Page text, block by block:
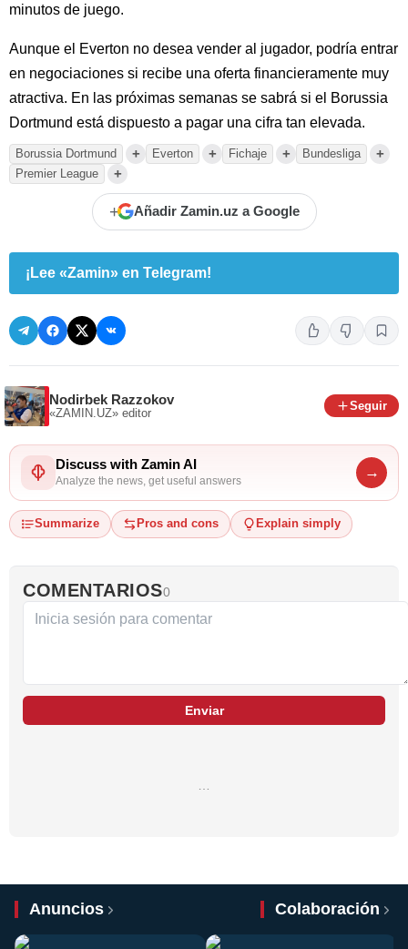
minutos de juego.
Aunque el Everton no desea vender al jugador, podría entrar
en negociaciones si recibe una oferta financieramente muy
atractiva. En las próximas semanas se sabrá si el Borussia
Dortmund está dispuesto a pagar una cifra tan elevada.
Borussia Dortmund + Everton + Fichaje + Bundesliga +
Premier League +
+ Añadir Zamin.uz a Google
¡Lee «Zamin» en Telegram!
Nodirbek Razzokov
«ZAMIN.UZ» editor
Seguir
Discuss with Zamin AI
Analyze the news, get useful answers
→
Summarize Pros and cons Explain simply
COMENTARIOS0
Enviar
Anuncios Colaboración